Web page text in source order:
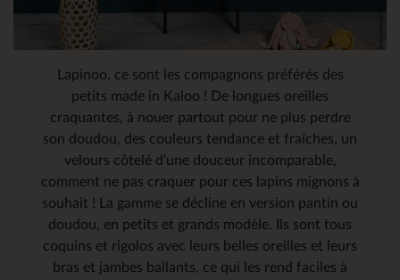
Lapinoo, ce sont les compagnons préférés des
petits made in Kaloo ! De longues oreilles
craquantes, à nouer partout pour ne plus perdre
son doudou, des couleurs tendance et fraîches, un
velours côtelé d'une douceur incomparable,
comment ne pas craquer pour ces lapins mignons à
souhait ! La gamme se décline en version pantin ou
doudou, en petits et grands modèle. Ils sont tous
coquins et rigolos avec leurs belles oreilles et leurs
bras et jambes ballants, ce qui les rend faciles à